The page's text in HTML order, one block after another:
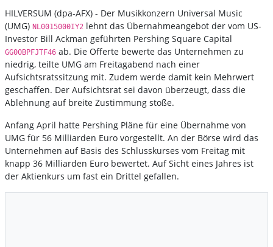
HILVERSUM (dpa-AFX) - Der Musikkonzern Universal Music
(UMG) NL0015000IY2 lehnt das Übernahmeangebot der vom US-
Investor Bill Ackman geführten Pershing Square Capital
GG00BPFJTF46 ab. Die Offerte bewerte das Unternehmen zu
niedrig, teilte UMG am Freitagabend nach einer
Aufsichtsratssitzung mit. Zudem werde damit kein Mehrwert
geschaffen. Der Aufsichtsrat sei davon überzeugt, dass die
Ablehnung auf breite Zustimmung stoße.
Anfang April hatte Pershing Pläne für eine Übernahme von
UMG für 56 Milliarden Euro vorgestellt. An der Börse wird das
Unternehmen auf Basis des Schlusskurses vom Freitag mit
knapp 36 Milliarden Euro bewertet. Auf Sicht eines Jahres ist
der Aktienkurs um fast ein Drittel gefallen.